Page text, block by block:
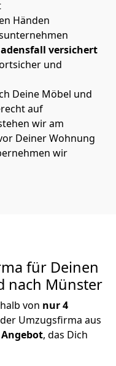
Händen
versichert
und
Deine Möbel und
auf
wir am
Deiner Wohnung
wir
für Deinen
nach Münster
von nur 4
Umzugsfirma aus
, das Dich